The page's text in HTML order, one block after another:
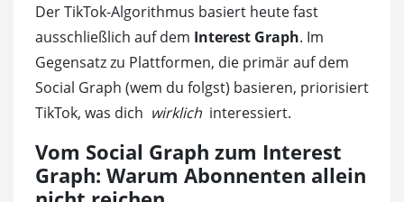
Der TikTok-Algorithmus basiert heute fast
ausschließlich auf dem Interest Graph. Im
Gegensatz zu Plattformen, die primär auf dem
Social Graph (wem du folgst) basieren, priorisiert
TikTok, was dich wirklich interessiert.
Vom Social Graph zum Interest
Graph: Warum Abonnenten allein